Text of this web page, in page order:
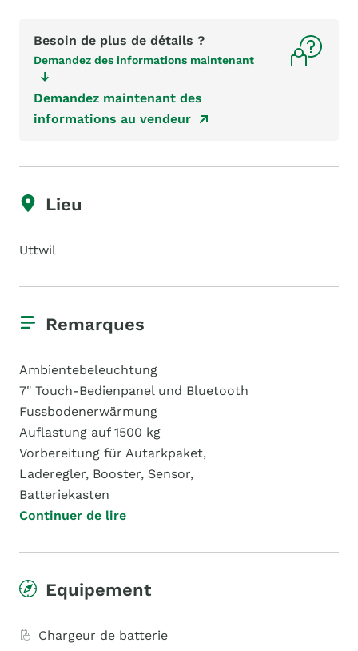
Besoin de plus de détails ?
Demandez des informations maintenant
Demandez maintenant des
informations au vendeur
Lieu
Uttwil
Remarques
Ambientebeleuchtung
7" Touch-Bedienpanel und Bluetooth
Fussbodenerwärmung
Auflastung auf 1500 kg
Vorbereitung für Autarkpaket,
Laderegler, Booster, Sensor,
Batteriekasten
Continuer de lire
Equipement
Chargeur de batterie